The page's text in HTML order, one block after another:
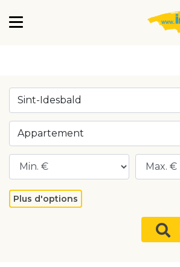
Sint-Idesbald
Appartement
Plus d'options